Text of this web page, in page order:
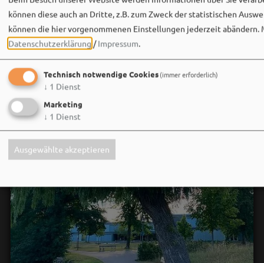
können diese auch an Dritte, z.B. zum Zweck der statistischen
können die hier vorgenommenen Einstellungen jederzeit abändern.
Datenschutzerklärung /Impressum.
Technisch notwendige Cookies(immer erforderlich)
↓ 1 Dienst
Marketing
↓ 1 Dienst
Ausgewählte akzeptieren